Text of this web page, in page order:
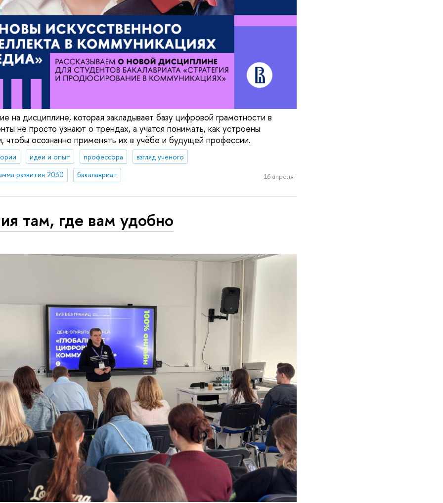
на дисциплине, которая закладывает базу цифровой грамотности в
не просто узнают о трендах, а учатся понимать, как устроены
чтобы осознанно применять их в учёбе и будущей профессии.
идеи и опыт профессора
взгляд ученого
развития 2030
бакалавриат 16 апреля
там, где вам удобно